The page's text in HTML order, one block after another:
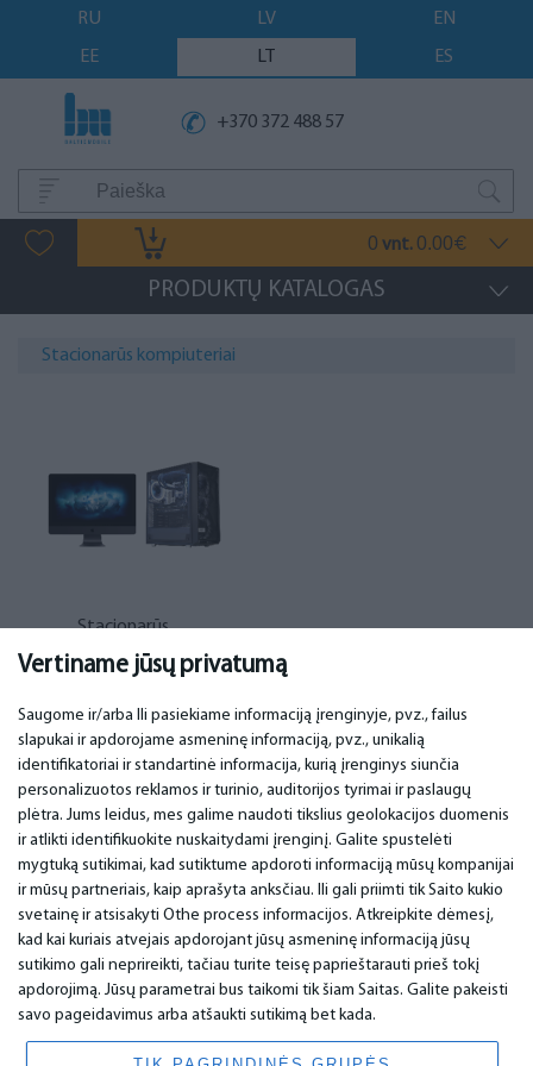
Vertiname jūsų privatumą
Saugome ir/arba Ili pasiekiame informaciją įrenginyje, pvz., failus
slapukai ir apdorojame asmeninę informaciją, pvz., unikalią
identifikatoriai ir standartinė informacija, kurią įrenginys siunčia
personalizuotos reklamos ir turinio, auditorijos tyrimai ir paslaugų
plėtra. Jums leidus, mes galime naudoti tikslius geolokacijos duomenis
ir atlikti identifikuokite nuskaitydami įrenginį. Galite spustelėti
mygtuką sutikimai, kad sutiktume apdoroti informaciją mūsų kompanijai
ir mūsų partneriais, kaip aprašyta anksčiau. Ili gali priimti tik Saito kukio
svetainę ir atsisakyti Othe process informacijos. Atkreipkite dėmesį,
kad kai kuriais atvejais apdorojant jūsų asmeninę informaciją jūsų
sutikimo gali neprireikti, tačiau turite teisę paprieštarauti prieš tokį
apdorojimą. Jūsų parametrai bus taikomi tik šiam Saitas. Galite pakeisti
savo pageidavimus arba atšaukti sutikimą bet kada.
RU LV
EN
EE
LT ES
+370 372 488 57
0 vnt. 0.00€
PRODUKTŲ KATALOGAS
Stacionarūs kompiuteriai
Stacionarūs
SVARBU
Garantija
Mokėjimas
Naudojimo sąlygos
Privatumo politika
Kontaktai
Nuotolinė sutartis
KONTAKTINIAI DUOMENYS
Telefonas. +370 37248857
email: info@bm.lv
WhatsApp +371 27725222
Latvia, Riga, Krasta 89, LV-1019
© 2026 All Rights Reserved.
www.bm.market